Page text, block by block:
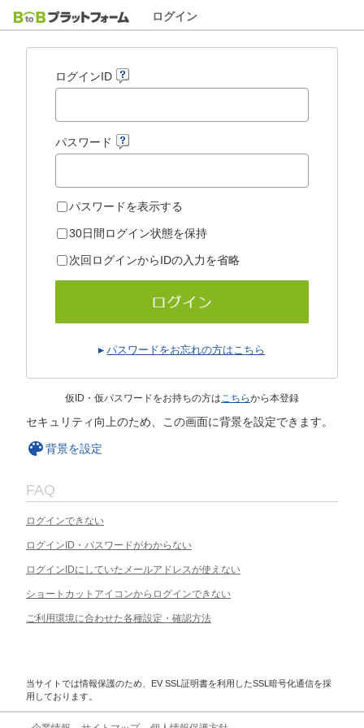
ログイン
ログインID
パスワード
パスワードを表示する
30日間ログイン状態を保持
次回ログインからIDの入力を省略
パスワードをお忘れの方はこちら
仮ID・仮パスワードをお持ちの方はこちらから本登録
セキュリティ向上のため、この画面に背景を設定できます。
背景を設定
FAQ
ログインできない
ログインID・パスワードがわからない
ログインIDにしていたメールアドレスが使えない
ショートカットアイコンからログインできない
ご利用環境に合わせた各種設定・確認方法
当サイトでは情報保護のため、EV SSL証明書を利用したSSL暗号化通信を採
用しております。